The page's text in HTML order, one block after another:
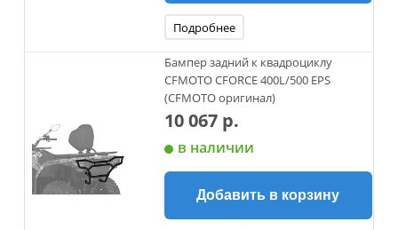
Подробнее
Бампер задний к квадроциклу
CFMOTO CFORCE 400L/500 EPS
(CFMOTO оригинал)
10 067 р.
в наличии
Добавить в корзину